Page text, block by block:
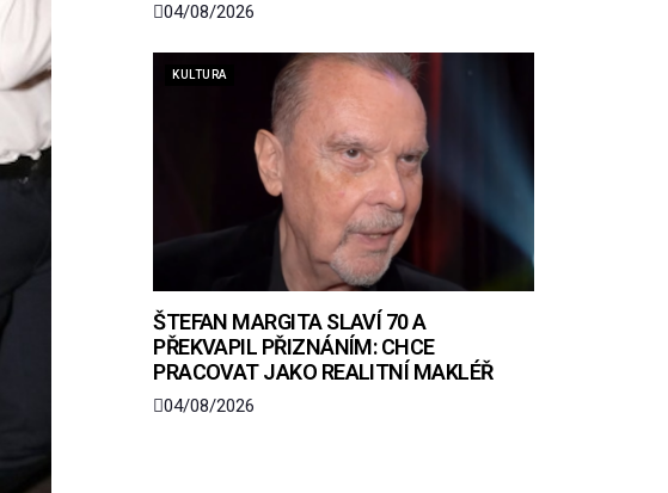
04/08/2026
KULTURA
ŠTEFAN MARGITA SLAVÍ 70 A
PŘEKVAPIL PŘIZNÁNÍM: CHCE
PRACOVAT JAKO REALITNÍ MAKLÉŘ
04/08/2026